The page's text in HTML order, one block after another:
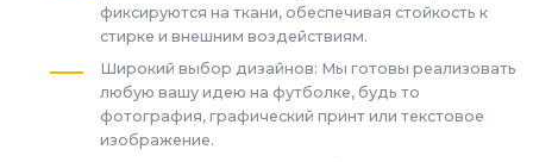
фиксируются на ткани, обеспечивая стойкость к
стирке и внешним воздействиям.
Широкий выбор дизайнов: Мы готовы реализовать
любую вашу идею на футболке, будь то
фотография, графический принт или текстовое
изображение.